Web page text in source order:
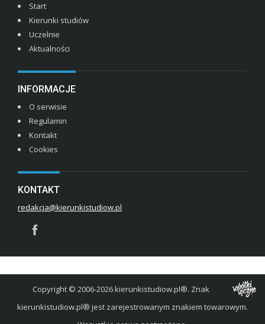
Start
Kierunki studiów
Uczelnie
Aktualności
INFORMACJE
O serwisie
Regulamin
Kontakt
Cookies
KONTAKT
redakcja@kierunkistudiow.pl
Copyright © 2006-2026 kierunkistudiow.pl®. Znak
kierunkistudiow.pl® jest zarejestrowanym znakiem towarowym.